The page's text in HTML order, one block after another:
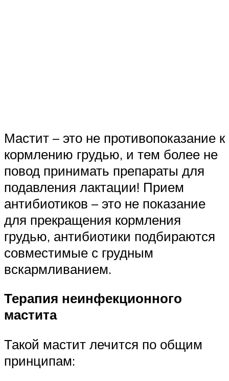
Мастит – это не противопоказание к
кормлению грудью, и тем более не
повод принимать препараты для
подавления лактации! Прием
антибиотиков – это не показание
для прекращения кормления
грудью, антибиотики подбираются
совместимые с грудным
вскармливанием.
Терапия неинфекционного
мастита
Такой мастит лечится по общим
принципам: